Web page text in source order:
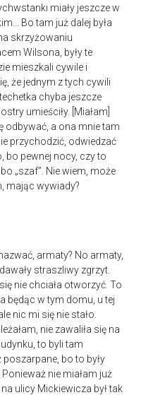
miały jeszcze w
Bo tam już dalej była
skrzyżowaniu
Wilsona, były te
mieszkali cywile i
że jednym z tych cywili
chyba jeszcze
umieściły. [Miałam]
odbywać, a ona mnie tam
przychodzić, odwiedzać
bo pewnej nocy, czy to
„szaf”. Nie wiem, może
mając wywiady?
armaty? No armaty,
straszliwy zgrzyt.
nie chciała otworzyć. To
będąc w tym domu, u tej
nic mi się nie stało.
nie zawaliła się na
to byli tam
poszarpane, bo to były
nie miałam już
ulicy Mickiewicza był tak